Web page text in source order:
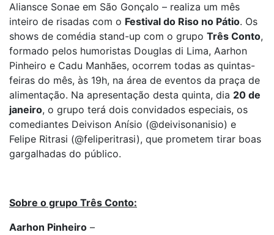
Aliansce Sonae em São Gonçalo – realiza um mês
inteiro de risadas com o Festival do Riso no Pátio. Os
shows de comédia stand-up com o grupo Três Conto,
formado pelos humoristas Douglas di Lima, Aarhon
Pinheiro e Cadu Manhães, ocorrem todas as quintas-
feiras do mês, às 19h, na área de eventos da praça de
alimentação. Na apresentação desta quinta, dia 20 de
janeiro, o grupo terá dois convidados especiais, os
comediantes Deivison Anísio (@deivisonanisio) e
Felipe Ritrasi (@feliperitrasi), que prometem tirar boas
gargalhadas do público.
Sobre o grupo Três Conto:
Aarhon Pinheiro –